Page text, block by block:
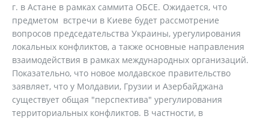
г. в Астане в рамках саммита ОБСЕ. Ожидается, что
предметом встречи в Киеве будет рассмотрение
вопросов председательства Украины, урегулирования
локальных конфликтов, а также основные направления
взаимодействия в рамках международных организаций.
Показательно, что новое молдавское правительство
заявляет, что у Молдавии, Грузии и Азербайджана
существует общая "перспектива" урегулирования
территориальных конфликтов. В частности, в